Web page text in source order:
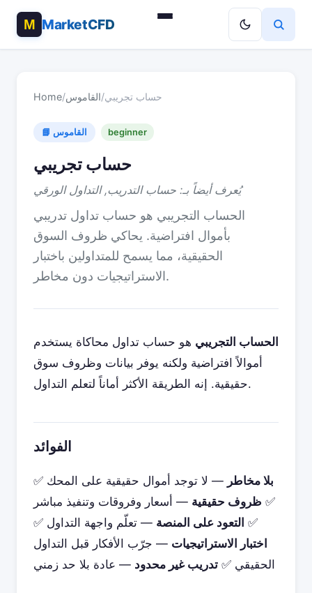
MarketCFD
Home/القاموس/حساب تجريبي
📘 القاموس beginner
حساب تجريبي
يُعرف أيضاً بـ: حساب التدريب, التداول الورقي
الحساب التجريبي هو حساب تداول تدريبي
بأموال افتراضية. يحاكي ظروف السوق
الحقيقية، مما يسمح للمتداولين باختبار
الاستراتيجيات دون مخاطر.
الحساب التجريبي هو حساب تداول محاكاة يستخدم
أموالاً افتراضية ولكنه يوفر بيانات وظروف سوق
حقيقية. إنه الطريقة الأكثر أماناً لتعلم التداول.
الفوائد
✅ بلا مخاطر — لا توجد أموال حقيقية على المحك
✅ ظروف حقيقية — أسعار وفروقات وتنفيذ مباشر
✅ التعود على المنصة — تعلّم واجهة التداول ✅
اختبار الاستراتيجيات — جرّب الأفكار قبل التداول
الحقيقي ✅ تدريب غير محدود — عادة بلا حد زمني